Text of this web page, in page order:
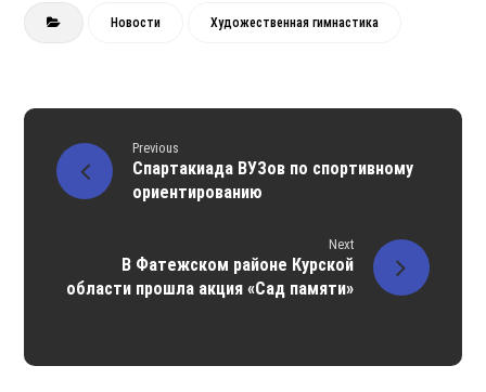
Новости Художественная гимнастика
Previous
Спартакиада ВУЗов по спортивному
ориентированию
Next
В Фатежском районе Курской
области прошла акция «Сад памяти»